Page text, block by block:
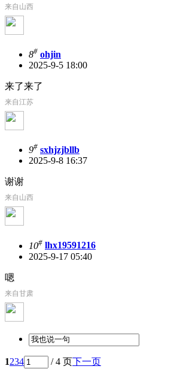
来自山西
8# ohjin
2025-9-5 18:00
来了来了
来自江苏
9# sxhjzjbllb
2025-9-8 16:37
谢谢
来自山西
10# lhx19591216
2025-9-17 05:40
嗯
来自甘肃
1234 / 4 页下一页